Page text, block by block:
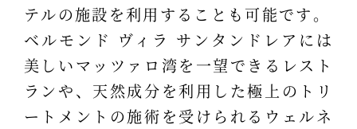
テルの施設を利用することも可能です。
ベルモンド ヴィラ サンタンドレアには
美しいマッツァロ湾を一望できるレスト
ランや、天然成分を利用した極上のトリ
ートメントの施術を受けられるウェルネ